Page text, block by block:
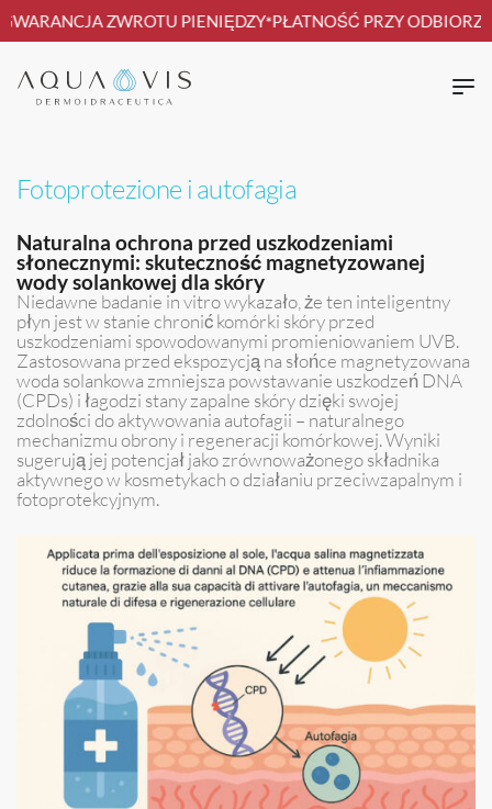
ZWROTU PIENIĘDZY*PŁATNOŚĆ PRZY ODBIORZE
Fotoprotezione i autofagia
Naturalna ochrona przed uszkodzeniami
słonecznymi: skuteczność magnetyzowanej
wody solankowej dla skóry
Niedawne badanie in vitro wykazało, że ten inteligentny
płyn jest w stanie chronić komórki skóry przed
uszkodzeniami spowodowanymi promieniowaniem UVB.
Zastosowana przed ekspozycją na słońce magnetyzowana
woda solankowa zmniejsza powstawanie uszkodzeń DNA
(CPDs) i łagodzi stany zapalne skóry dzięki swojej
zdolności do aktywowania autofagii – naturalnego
mechanizmu obrony i regeneracji komórkowej. Wyniki
sugerują jej potencjał jako zrównoważonego składnika
aktywnego w kosmetykach o działaniu przeciwzapalnym i
fotoprotekcyjnym.